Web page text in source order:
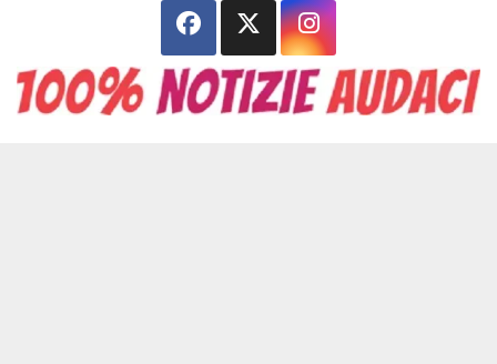
contenuto